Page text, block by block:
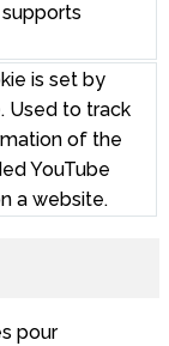
is set by
Used to track
of the
YouTube
a website.
pour